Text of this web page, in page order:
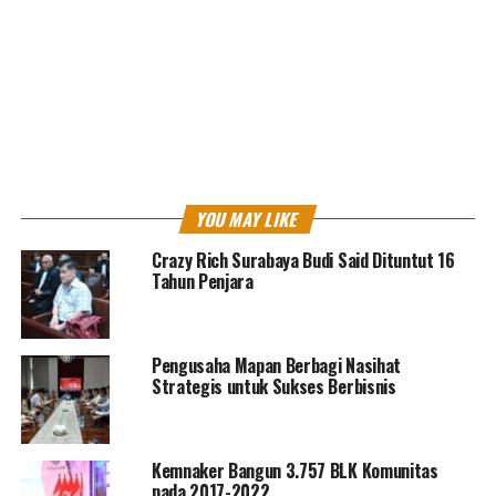
RELATED TOPICS: MENAKER PENGUSAHA THR
YOU MAY LIKE
Crazy Rich Surabaya Budi Said Dituntut 16
Tahun Penjara
Pengusaha Mapan Berbagi Nasihat
Strategis untuk Sukses Berbisnis
Kemnaker Bangun 3.757 BLK Komunitas